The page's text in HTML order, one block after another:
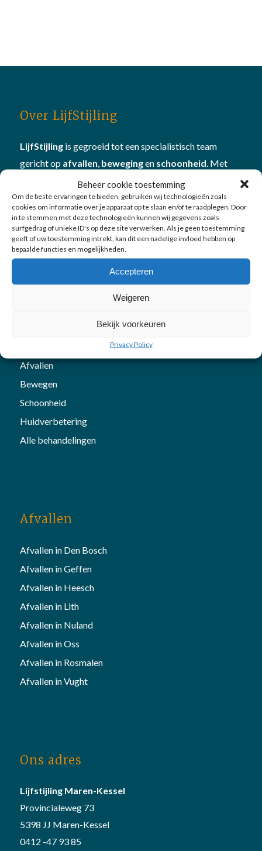
Beheer cookie toestemming
Om de beste ervaringen te bieden, gebruiken wij technologieën zoals
cookies om informatie over je apparaat op te slaan en/of te raadplegen. Door
in te stemmen met deze technologieën kunnen wij gegevens zoals
surfgedrag of unieke ID's op deze site verwerken. Als je geen toestemming
geeft of uw toestemming intrekt, kan dit een nadelige invloed hebben op
bepaalde functies en mogelijkheden.
Accepteren
Weigeren
Bekijk voorkeuren
Privacy Policy
Over LijfStijling
LijfStijlingis gegroeid tot een specialistisch team
gericht op afvallen, bewegingen schoonheid. Met
onze professionele apparatuur en persoonlijke en
deskundige aanpak hebben we al veel mensen geholpen
om beter in hun vel te komen én te blijven. Plan
eenvitamine- en mineralencheckbij ons om te kijken
hoe je inbalansbent
Afvallen
Bewegen
Schoonheid
Huidverbetering
Alle behandelingen
Afvallen
Afvallen in Den Bosch
Afvallen in Geffen
Afvallen in Heesch
Afvallen in Lith
Afvallen in Nuland
Afvallen in Oss
Afvallen in Rosmalen
Afvallen in Vught
Ons adres
Lijfstijling Maren-Kessel
Provincialeweg 73
5398 JJ Maren-Kessel
0412 -47 93 85